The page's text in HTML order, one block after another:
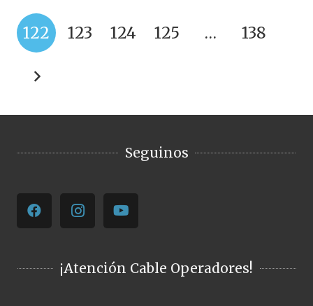
122 123 124 125 … 138
Seguinos
¡Atención Cable Operadores!